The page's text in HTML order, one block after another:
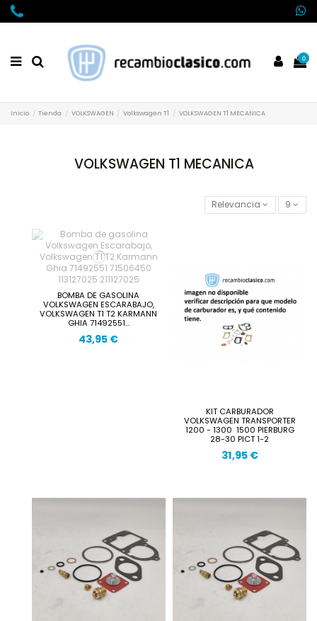
0
Inicio Tienda VOLKSWAGEN Volkswagen T1 VOLKSWAGEN T1 MECANICA
VOLKSWAGEN T1 MECANICA
Relevancia 9
BOMBA DE GASOLINA
VOLKSWAGEN ESCARABAJO,
VOLKSWAGEN T1 T2 KARMANN
GHIA 71492551...
43,95 €
KIT CARBURADOR
VOLKSWAGEN TRANSPORTER
1200 - 1300  1500 PIERBURG
28-30 PICT 1-2
31,95 €